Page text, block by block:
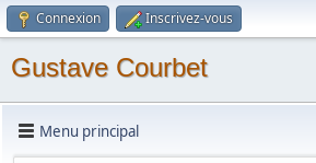
Connexion Inscrivez-vous
Gustave Courbet
Menu principal